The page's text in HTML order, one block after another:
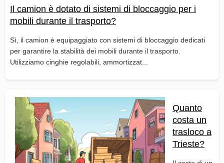
Il camion è dotato di sistemi di bloccaggio per i
mobili durante il trasporto?
Sì, il camion è equipaggiato con sistemi di bloccaggio dedicati
per garantire la stabilità dei mobili durante il trasporto.
Utilizziamo cinghie regolabili, ammortizzat...
Quanto
costa un
trasloco a
Trieste?